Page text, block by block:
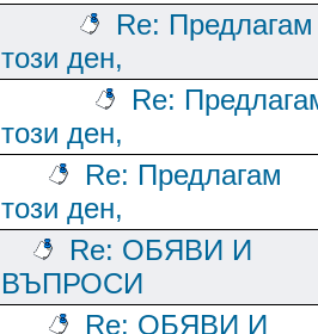
Re: Предлагам
този ден,
Re:
този ден,
Re: Предлагам
този ден,
Re: ОБЯВИ И
ВЪПРОСИ
Re: ОБЯВИ И